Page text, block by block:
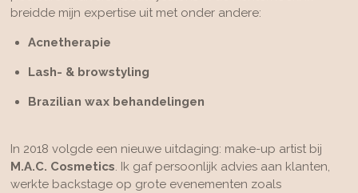
breidde mijn expertise uit met onder andere:
Acnetherapie
Lash- & browstyling
Brazilian wax behandelingen
In 2018 volgde een nieuwe uitdaging: make-up artist bij
M.A.C. Cosmetics. Ik gaf persoonlijk advies aan klanten,
werkte backstage op grote evenementen zoals